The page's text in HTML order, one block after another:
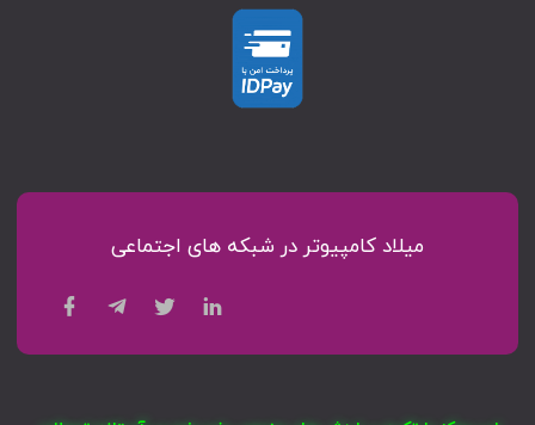
میلاد کامپیوتر در شبکه های اجتماعی